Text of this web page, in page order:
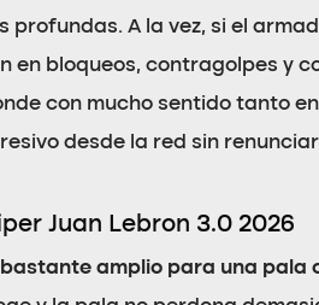
profundas. A la vez, si el
en bloqueos, contragolpes y
con mucho sentido tanto
desde la red sin
Juan Lebron 3.0 2026
bastante amplio para una pala